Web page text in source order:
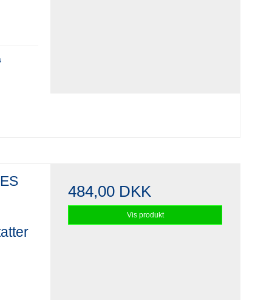
484,00 DKK
Vis produkt